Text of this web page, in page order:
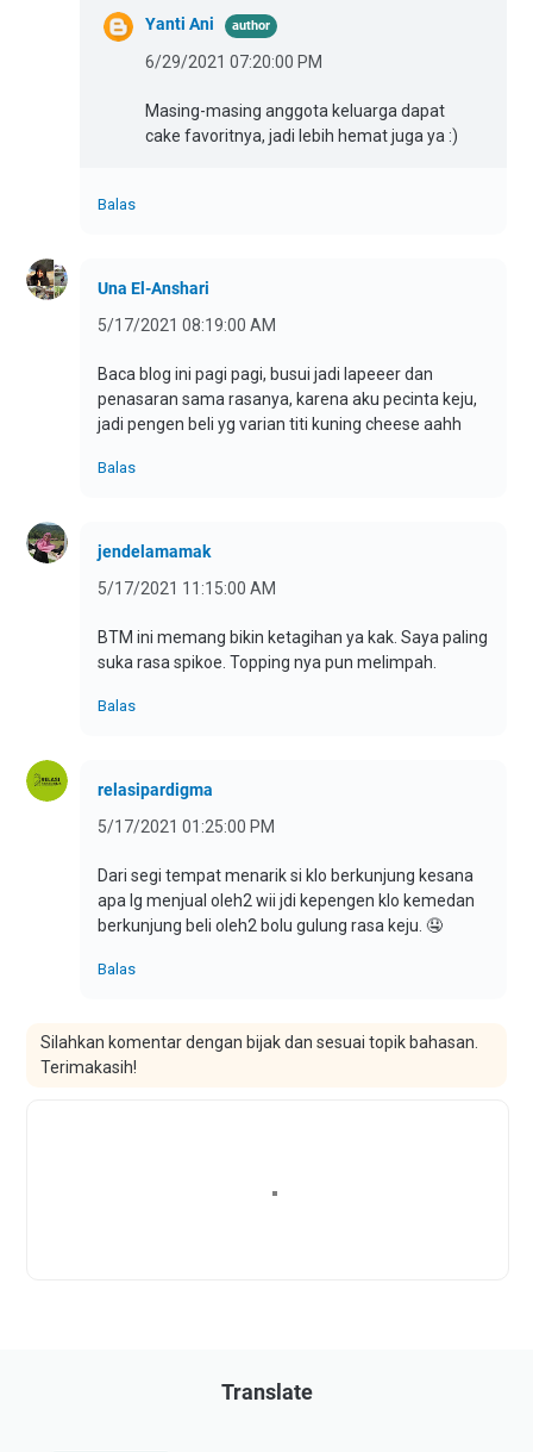
Yanti Ani
6/29/2021 07:20:00 PM
Masing-masing anggota keluarga dapat
cake favoritnya, jadi lebih hemat juga ya :)
Balas
Una El-Anshari
5/17/2021 08:19:00 AM
Baca blog ini pagi pagi, busui jadi lapeeer dan
penasaran sama rasanya, karena aku pecinta keju,
jadi pengen beli yg varian titi kuning cheese aahh
Balas
jendelamamak
5/17/2021 11:15:00 AM
BTM ini memang bikin ketagihan ya kak. Saya paling
suka rasa spikoe. Topping nya pun melimpah.
Balas
relasipardigma
5/17/2021 01:25:00 PM
Dari segi tempat menarik si klo berkunjung kesana
apa lg menjual oleh2 wii jdi kepengen klo kemedan
berkunjung beli oleh2 bolu gulung rasa keju. 🤤
Balas
Silahkan komentar dengan bijak dan sesuai topik bahasan.
Terimakasih!
Translate